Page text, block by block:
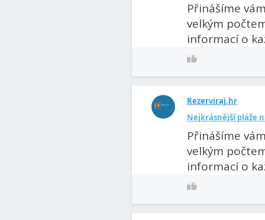
Přinášíme
velkým
informací o
Rezerviraj.hr
Nejkrásnější pláže
Přinášíme
velkým
informací o